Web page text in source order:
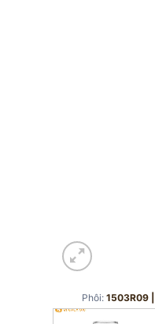
Phôi: 1503R09 |